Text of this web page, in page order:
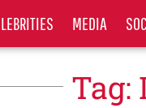
MEDIA
Tag: